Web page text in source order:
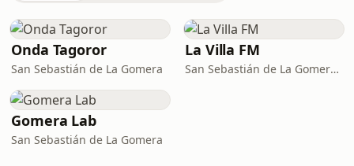
Onda Tagoror
San Sebastián de La Gomera
La Villa FM
San Sebastián de La Gomera · 91.7 FM
Gomera Lab
San Sebastián de La Gomera